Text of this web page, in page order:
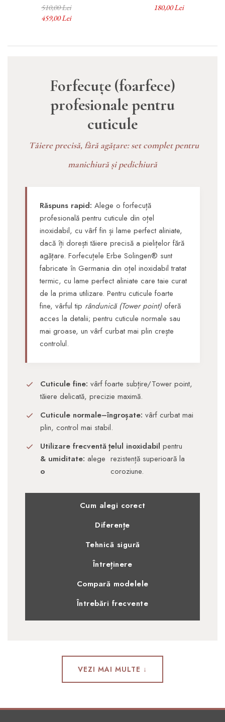
manichiură, Erbe Solingen
510,00 Lei
459,00 Lei
ERBE Premium, Erbe
Solingen
180,00 Lei
Forfecuțe (foarfece)
profesionale pentru
cuticule
Tăiere precisă, fără agățare: set complet pentru
manichiură și pedichiură
Răspuns rapid: Alege o forfecuță
profesională pentru cuticule din oțel
inoxidabil, cu vârf fin și lame perfect aliniate,
dacă îți dorești tăiere precisă a pielițelor fără
agățare. Forfecuțele Erbe Solingen® sunt
fabricate în Germania din oțel inoxidabil tratat
termic, cu lame perfect aliniate care taie curat
de la prima utilizare. Pentru cuticule foarte
fine, vârful tip rândunică (Tower point) oferă
acces la detalii; pentru cuticule normale sau
mai groase, un vârf curbat mai plin crește
controlul.
Cuticule fine: vârf foarte subțire/Tower point,
tăiere delicată, precizie maximă.
Cuticule normale–îngroșate: vârf curbat mai
plin, control mai stabil.
Utilizare frecventă
& umiditate: alege
o
țelul inoxidabil pentru
rezistență superioară la
coroziune.
Cum alegi corect
Diferențe
Tehnică sigură
Întreținere
Compară modelele
Întrebări frecvente
VEZI MAI MULTE ↓